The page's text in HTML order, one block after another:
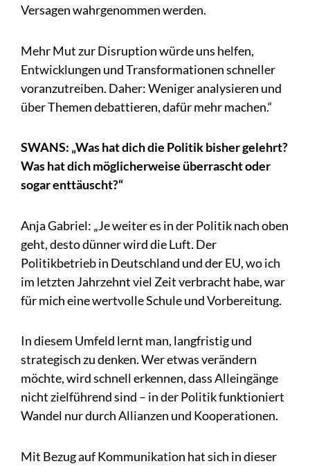
Versagen wahrgenommen werden.
Mehr Mut zur Disruption würde uns helfen,
Entwicklungen und Transformationen schneller
voranzutreiben. Daher: Weniger analysieren und
über Themen debattieren, dafür mehr machen.“
SWANS: „Was hat dich die Politik bisher gelehrt?
Was hat dich möglicherweise überrascht oder
sogar enttäuscht?“
Anja Gabriel: „Je weiter es in der Politik nach oben
geht, desto dünner wird die Luft. Der
Politikbetrieb in Deutschland und der EU, wo ich
im letzten Jahrzehnt viel Zeit verbracht habe, war
für mich eine wertvolle Schule und Vorbereitung.
In diesem Umfeld lernt man, langfristig und
strategisch zu denken. Wer etwas verändern
möchte, wird schnell erkennen, dass Alleingänge
nicht zielführend sind – in der Politik funktioniert
Wandel nur durch Allianzen und Kooperationen.
Mit Bezug auf Kommunikation hat sich in dieser